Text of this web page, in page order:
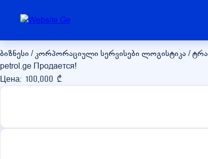
petrol.ge
ბიზნესი / კორპორაციული სერვისები ლოგისტიკა /
petrol.ge Продается!
Цена: 100,000 ₾